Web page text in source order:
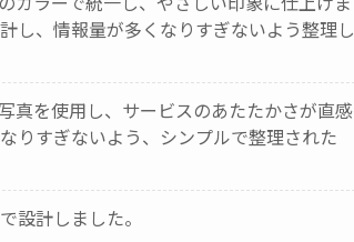
し、情報量が多くなりすぎないよう整理し
真を使用し、サービスのあたたかさが直感
りすぎないよう、シンプルで整理された
設計しました。